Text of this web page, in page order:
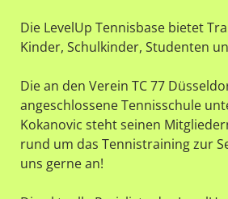
Die LevelUp Tennisbase bietet
Kinder, Schulkinder, Studenten
Die an den Verein TC 77
angeschlossene Tennisschule
Kokanovic steht seinen
rund um das Tennistraining zur
uns gerne an!